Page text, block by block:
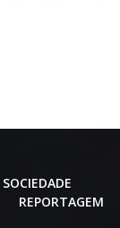
SOCIEDADE
REPORTAGEM